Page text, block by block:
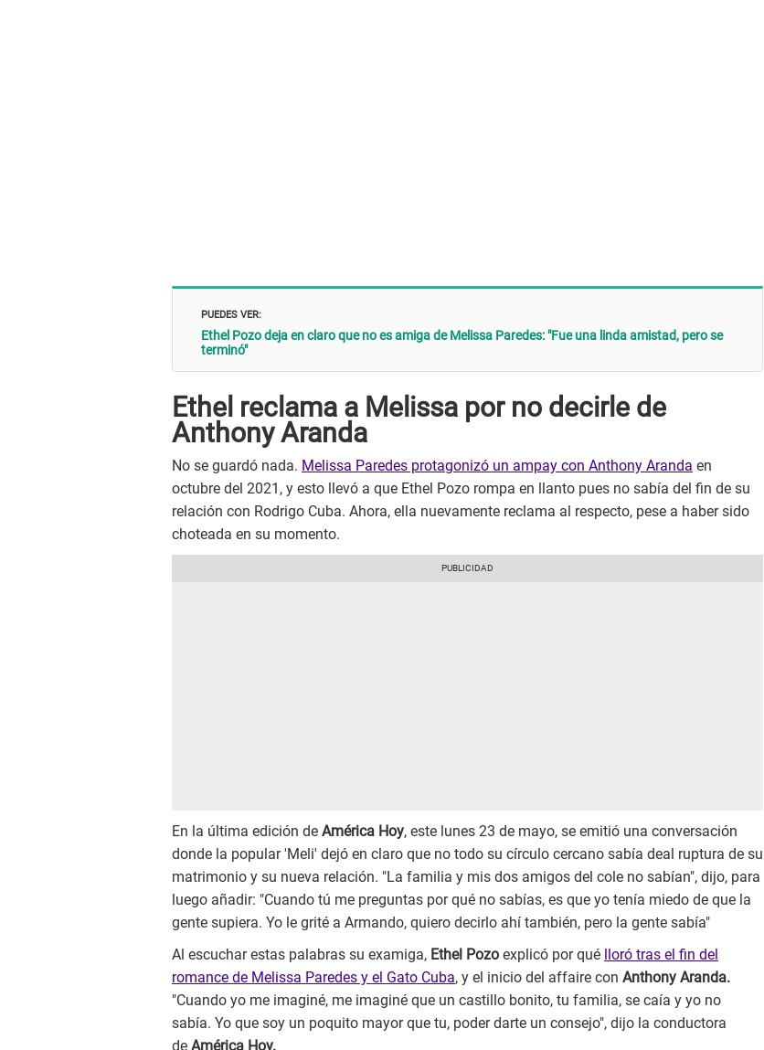
PUEDES VER:
Ethel Pozo deja en claro que no es amiga de Melissa Paredes: "Fue una linda amistad, pero se
terminó"
Ethel reclama a Melissa por no decirle de
Anthony Aranda
No se guardó nada. Melissa Paredes protagonizó un ampay con Anthony Aranda en
octubre del 2021, y esto llevó a que Ethel Pozo rompa en llanto pues no sabía del fin de su
relación con Rodrigo Cuba. Ahora, ella nuevamente reclama al respecto, pese a haber sido
choteada en su momento.
En la última edición de América Hoy, este lunes 23 de mayo, se emitió una conversación
donde la popular 'Meli' dejó en claro que no todo su círculo cercano sabía deal ruptura de su
matrimonio y su nueva relación. "La familia y mis dos amigos del cole no sabían", dijo, para
luego añadir: "Cuando tú me preguntas por qué no sabías, es que yo tenía miedo de que la
gente supiera. Yo le grité a Armando, quiero decirlo ahí también, pero la gente sabía"
Al escuchar estas palabras su examiga, Ethel Pozo explicó por qué lloró tras el fin del
romance de Melissa Paredes y el Gato Cuba, y el inicio del affaire con Anthony Aranda.
"Cuando yo me imaginé, me imaginé que un castillo bonito, tu familia, se caía y yo no
sabía. Yo que soy un poquito mayor que tu, poder darte un consejo", dijo la conductora
de América Hoy.